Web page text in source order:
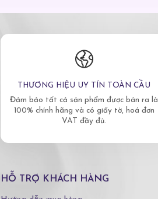
THƯƠNG HIỆU UY TÍN TOÀN CẦU
Đảm bảo tất cả sản phẩm được bán ra là
100% chính hãng và có giấy tờ, hoá đơn
VAT đầy đủ.
HỖ TRỢ KHÁCH HÀNG